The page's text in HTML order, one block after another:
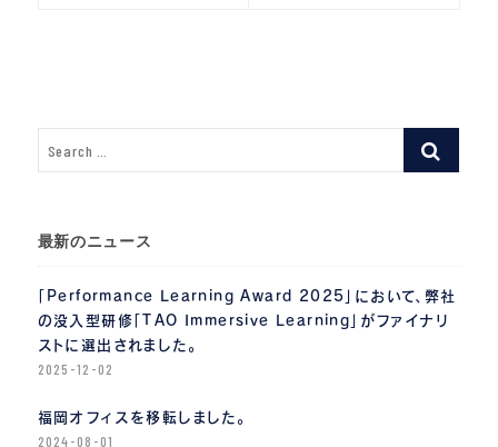
ョ
ン
最新のニュース
「Performance Learning Award 2025」において、弊社
の没入型研修「TAO Immersive Learning」がファイナリ
ストに選出されました。
2025-12-02
福岡オフィスを移転しました。
2024-08-01